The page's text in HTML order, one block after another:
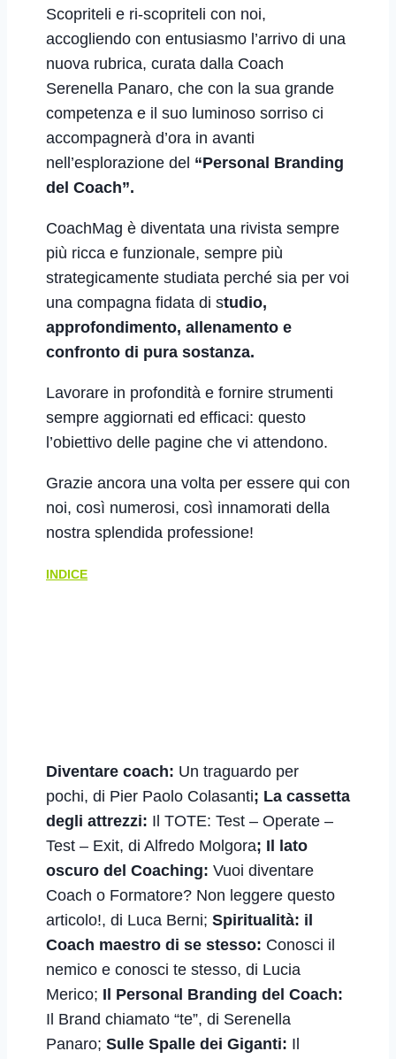
Scopriteli e ri-scopriteli con noi,
accogliendo con entusiasmo l’arrivo di una
nuova rubrica, curata dalla Coach
Serenella Panaro, che con la sua grande
competenza e il suo luminoso sorriso ci
accompagnerà d’ora in avanti
nell’esplorazione del “Personal Branding
del Coach”.
CoachMag è diventata una rivista sempre
più ricca e funzionale, sempre più
strategicamente studiata perché sia per voi
una compagna fidata di studio,
approfondimento, allenamento e
confronto di pura sostanza.
Lavorare in profondità e fornire strumenti
sempre aggiornati ed efficaci: questo
l’obiettivo delle pagine che vi attendono.
Grazie ancora una volta per essere qui con
noi, così numerosi, così innamorati della
nostra splendida professione!
INDICE
Diventare coach: Un traguardo per
pochi, di Pier Paolo Colasanti; La cassetta
degli attrezzi: Il TOTE: Test – Operate –
Test – Exit, di Alfredo Molgora; Il lato
oscuro del Coaching: Vuoi diventare
Coach o Formatore? Non leggere questo
articolo!, di Luca Berni; Spiritualità: il
Coach maestro di se stesso: Conosci il
nemico e conosci te stesso, di Lucia
Merico; Il Personal Branding del Coach:
Il Brand chiamato “te”, di Serenella
Panaro; Sulle Spalle dei Giganti: Il